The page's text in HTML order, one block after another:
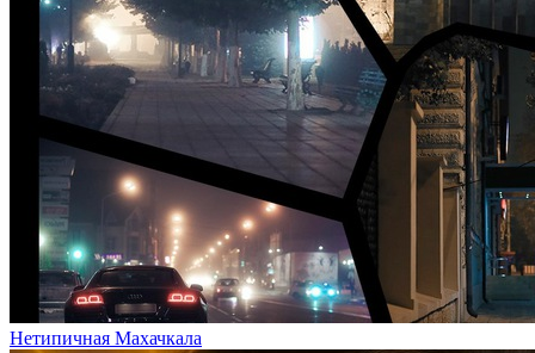
Нетипичная Махачкала